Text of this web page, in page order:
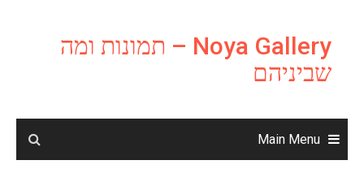
content
Noya Gallery – תמונות ומה
שביניהם
Main Menu